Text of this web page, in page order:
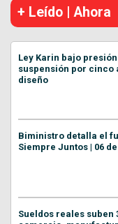
+ Leído | Ahora
Ley Karin bajo
suspensión por cinco
diseño
Biministro detalla el
Siempre Juntos | 06
Sueldos reales suben